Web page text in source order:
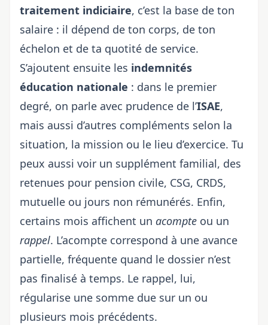
traitement indiciaire, c’est la base de ton
salaire : il dépend de ton corps, de ton
échelon et de ta quotité de service.
S’ajoutent ensuite les indemnités
éducation nationale : dans le premier
degré, on parle avec prudence de l’ISAE,
mais aussi d’autres compléments selon la
situation, la mission ou le lieu d’exercice. Tu
peux aussi voir un supplément familial, des
retenues pour pension civile, CSG, CRDS,
mutuelle ou jours non rémunérés. Enfin,
certains mois affichent un acompte ou un
rappel. L’acompte correspond à une avance
partielle, fréquente quand le dossier n’est
pas finalisé à temps. Le rappel, lui,
régularise une somme due sur un ou
plusieurs mois précédents.